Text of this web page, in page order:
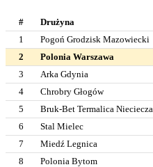
# Drużyna
1
Pogoń Grodzisk Mazowiecki
2
Polonia Warszawa
3
Arka Gdynia
4
Chrobry Głogów
5
Bruk-Bet Termalica Nieciecza
6
Stal Mielec
7
Miedź Legnica
8
Polonia Bytom